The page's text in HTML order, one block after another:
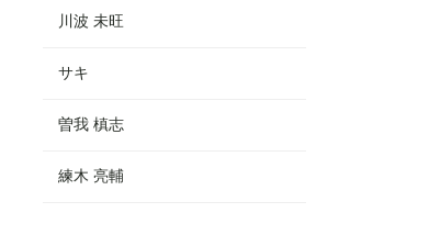
川波 未旺
サキ
曽我 槙志
練木 亮輔